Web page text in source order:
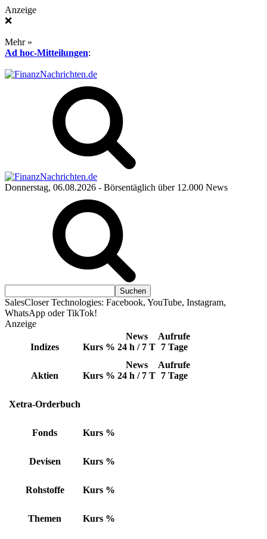
Anzeige
❌
Mehr »
Ad hoc-Mitteilungen:
Donnerstag, 06.08.2026 - Börsentäglich über 12.000 News
SalesCloser Technologies: Facebook, YouTube, Instagram,
WhatsApp oder TikTok!
Anzeige
Indizes Kurs %
News
24 h / 7 T
Aufrufe
7 Tage
Aktien Kurs %
News
24 h / 7 T
Aufrufe
7 Tage
Xetra-Orderbuch
Fonds Kurs %
Devisen Kurs %
Rohstoffe Kurs %
Themen Kurs %